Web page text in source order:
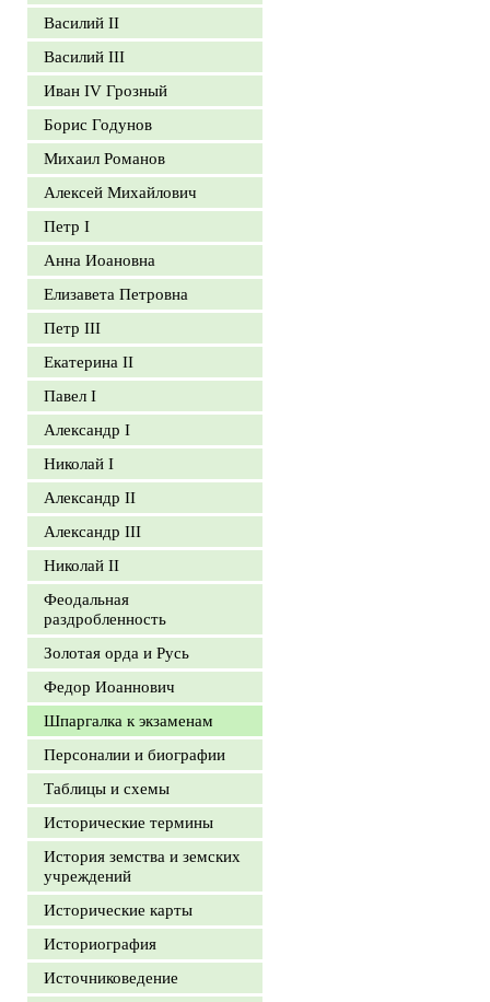
Василий II
Василий III
Иван IV Грозный
Борис Годунов
Михаил Романов
Алексей Михайлович
Петр I
Анна Иоановна
Елизавета Петровна
Петр III
Екатерина II
Павел I
Александр I
Николай I
Александр II
Александр III
Николай II
Феодальная
раздробленность
Золотая орда и Русь
Федор Иоаннович
Шпаргалка к экзаменам
Персоналии и биографии
Таблицы и схемы
Исторические термины
История земства и земских
учреждений
Исторические карты
Историография
Источниковедение